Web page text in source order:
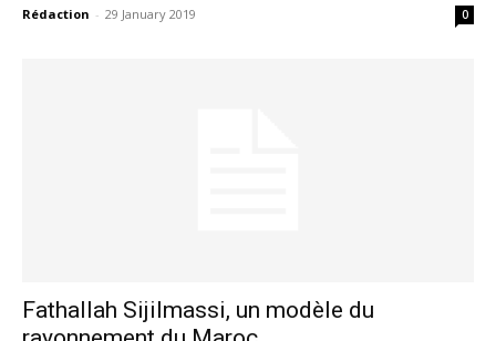
Rédaction - 29 January 2019 0
Fathallah Sijilmassi, un modèle du